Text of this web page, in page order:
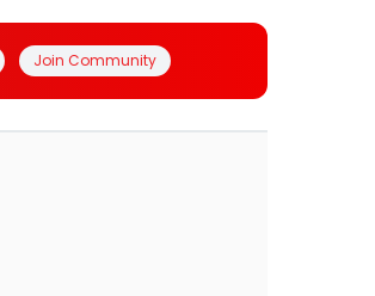
Join Community